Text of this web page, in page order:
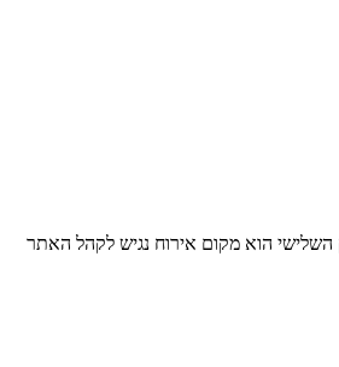
וכמובן החלק השלישי הוא מקום אירוח נגיש לקהל האתר